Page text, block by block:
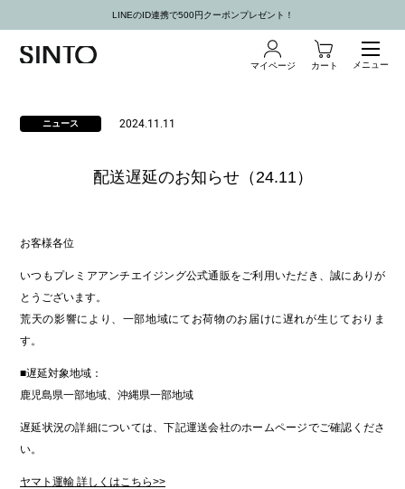
LINEのID連携で500円クーポンプレゼント！
マイページ カート メニュー
ニュース 2024.11.11
配送遅延のお知らせ（24.11）
お客様各位
いつもプレミアアンチエイジング公式通販をご利用いただき、誠にありが
とうございます。
荒天の影響により、一部地域にてお荷物のお届けに遅れが生じておりま
す。
■遅延対象地域：
鹿児島県一部地域、沖縄県一部地域
遅延状況の詳細については、下記運送会社のホームページでご確認くださ
い。
ヤマト運輸 詳しくはこちら>>